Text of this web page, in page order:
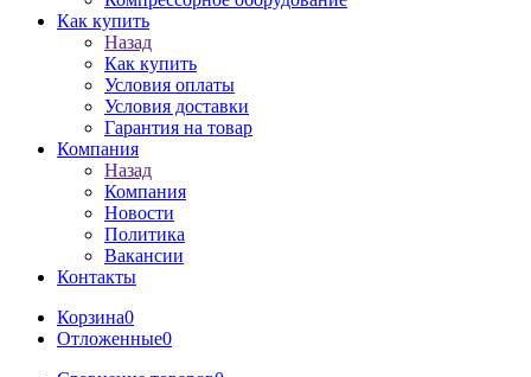
Как купить
Назад
Как купить
Условия оплаты
Условия доставки
Гарантия на товар
Компания
Назад
Компания
Новости
Политика
Вакансии
Контакты
Корзина0
Отложенные0